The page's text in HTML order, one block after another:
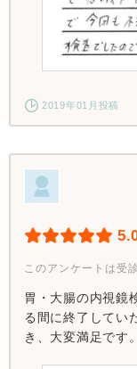
2019年01月投稿
このアンケートは受
胃・大腸の内視鏡
る間に終了してい
き、大変満足です